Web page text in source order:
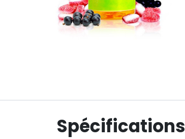
Spécifications